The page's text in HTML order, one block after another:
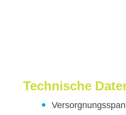
Technische